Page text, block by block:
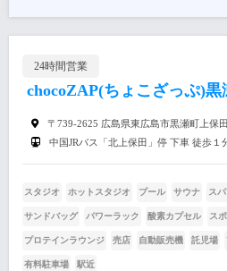
24時間営業
chocoZAP(ちょこざっぷ)黒
〒739-2625 広島県東広島市黒瀬町上保
中国JRバス「北上保田」停 下車 徒歩１
スタジオ ホットスタジオ プール サウナ ス
サンドバッグ パワーラック 酸素カプセル ス
プロテインラウンジ 売店 自動販売機 託児場
有料駐車場 駅近